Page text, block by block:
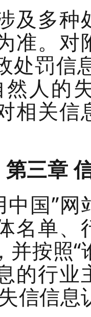
及多
。 对
处罚信
然人的
相关信
第三章
中国”
名单
并按照“
的行业
信信